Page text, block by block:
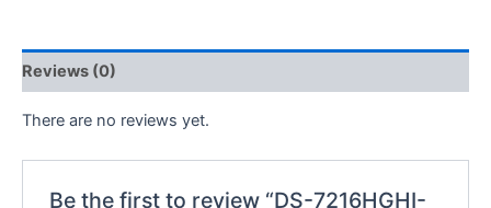
Reviews (0)
There are no reviews yet.
Be the first to review “DS-7216HGHI-